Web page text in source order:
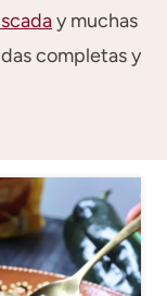
y muchas
completas y